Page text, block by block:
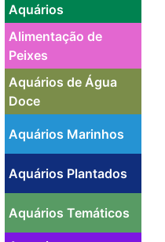
Aquários
Alimentação de
Peixes
Aquários de Água
Doce
Aquários Marinhos
Aquários Plantados
Aquários Temáticos